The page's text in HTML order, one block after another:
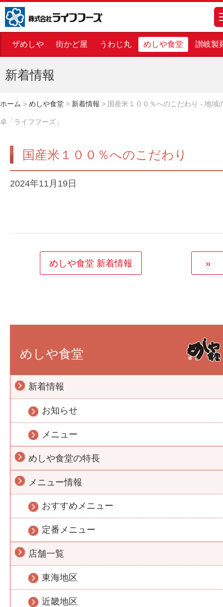
株式会社ライフフーズ
ザめしや 街かど屋 うわじ丸 めしや食堂 讃岐製
新着情報
ホーム > めしや食堂 > 新着情報 > 国産米１００％へのこだわり - 地域
卓「ライフフーズ」
国産米１００％へのこだわり
2024年11月19日
めしや食堂 新着情報 »
めしや食堂
新着情報
お知らせ
メニュー
めしや食堂の特長
メニュー情報
おすすめメニュー
定番メニュー
店舗一覧
東海地区
近畿地区